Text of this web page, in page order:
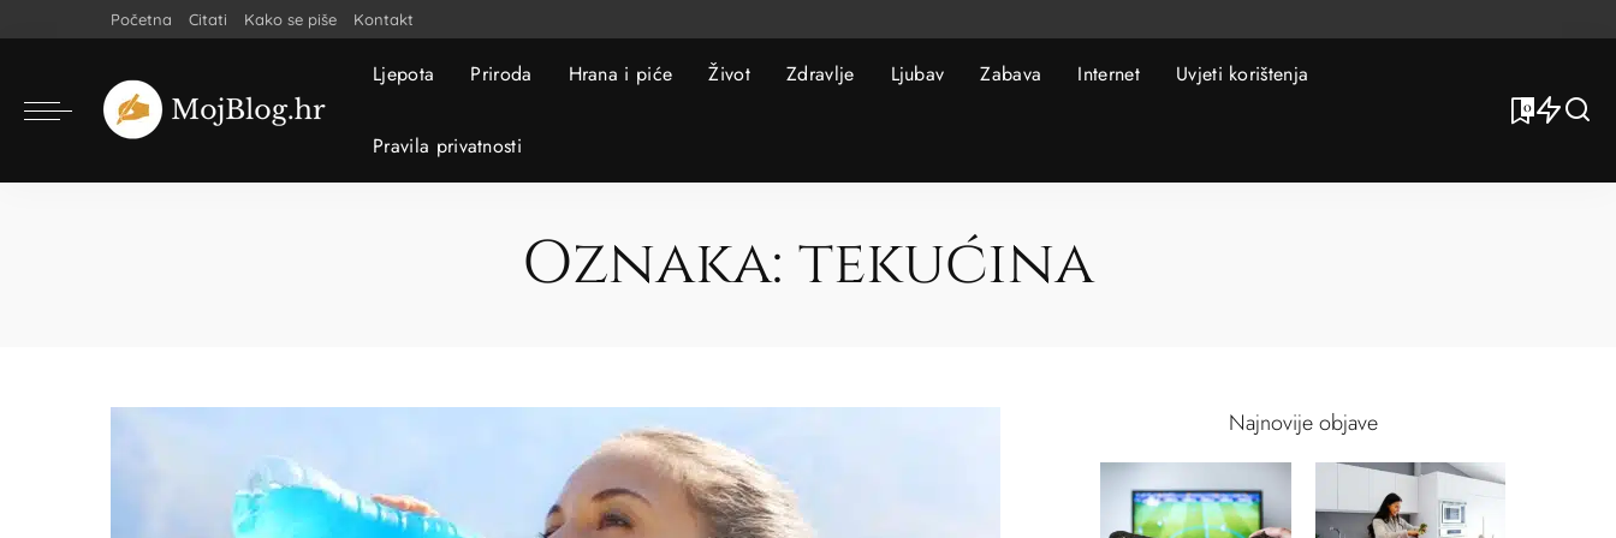
Početna Citati Kako se piše Kontakt
Ljepota Priroda Hrana i piće Život Zdravlje Ljubav Zabava Internet Uvjeti korištenja
Pravila privatnosti
0
Oznaka: tekućina
Najnovije objave